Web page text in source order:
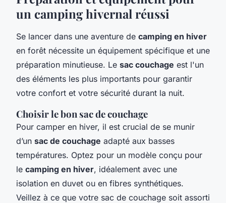
un camping hivernal réussi
Se lancer dans une aventure de camping en hiver
en forêt nécessite un équipement spécifique et une
préparation minutieuse. Le sac couchage est l'un
des éléments les plus importants pour garantir
votre confort et votre sécurité durant la nuit.
Choisir le bon sac de couchage
Pour camper en hiver, il est crucial de se munir
d’un sac de couchage adapté aux basses
températures. Optez pour un modèle conçu pour
le camping en hiver, idéalement avec une
isolation en duvet ou en fibres synthétiques.
Veillez à ce que votre sac de couchage soit assorti